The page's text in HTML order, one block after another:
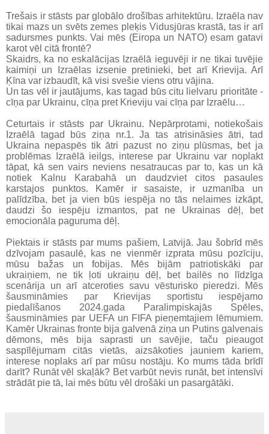
Trešais ir stāsts par globālo drošības arhitektūru. Izraēla nav
tikai mazs un svēts zemes pleķis Vidusjūras krastā, tas ir arī
sadursmes punkts. Vai mēs (Eiropa un NATO) esam gatavi
karot vēl citā frontē?
Skaidrs, ka no eskalācijas Izraēlā ieguvēji ir ne tikai tuvējie
kaimiņi un Izraēlas izsenie pretinieki, bet arī Krievija. Arī
Ķīna var izbaudīt, kā visi svešie viens otru vājina.
Un tas vēl ir jautājums, kas tagad būs citu lielvaru prioritāte -
cīņa par Ukrainu, cīņa pret Krieviju vai cīņa par Izraēlu…
Ceturtais ir stāsts par Ukrainu. Nepārprotami, notiekošais
Izraēlā tagad būs ziņa nr.1. Ja tas atrisināsies ātri, tad
Ukraina nepaspēs tik ātri pazust no ziņu plūsmas, bet ja
problēmas Izraēlā ieilgs, interese par Ukrainu var noplakt
tāpat, kā sen vairs neviens nesatraucas par to, kas un kā
notiek Kalnu Karabahā un daudzviet citos pasaules
karstajos punktos. Kamēr ir sasaiste, ir uzmanība un
palīdzība, bet ja vien būs iespēja no tās nelaimes izkāpt,
daudzi šo iespēju izmantos, pat ne Ukrainas dēļ, bet
emocionāla paguruma dēļ.
Piektais ir stāsts par mums pašiem, Latvijā. Jau šobrīd mēs
dzīvojam pasaulē, kas ne vienmēr izprata mūsu pozīciju,
mūsu bažas un fobijas. Mēs bijām patriotiskāki par
ukraiņiem, ne tik ļoti ukraiņu dēļ, bet bailēs no līdzīga
scenārija un arī atceroties savu vēsturisko pieredzi. Mēs
šausmināmies par Krievijas sportistu iespējamo
piedalīšanos 2024.gada Paralimpiskajās Spēles,
šausmināmies par UEFA un FIFA pieņemtajiem lēmumiem.
Kamēr Ukrainas fronte bija galvenā ziņa un Putins galvenais
dēmons, mēs bija saprasti un savējie, taču pieaugot
saspīlējumam citās vietās, aizsākoties jauniem kariem,
interese noplaks arī par mūsu nostāju. Ko mums tāda brīdī
darīt? Runāt vēl skaļāk? Bet varbūt nevis runāt, bet intensīvi
strādāt pie tā, lai mēs būtu vēl drošāki un pasargātāki.